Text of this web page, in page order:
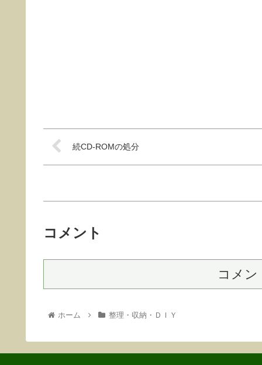
続CD-ROMの処分
コメント
コメン
ホーム 整理・収納・ＤＩＹ